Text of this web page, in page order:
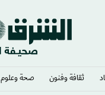
ثقافة وفنون صحة وعلوم